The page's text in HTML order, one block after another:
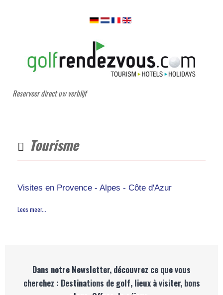
Reserveer direct uw verblijf
Tourisme
Visites en Provence - Alpes - Côte d'Azur
Lees meer...
Dans notre Newsletter, découvrez ce que vous
cherchez : Destinations de golf, lieux à visiter, bons